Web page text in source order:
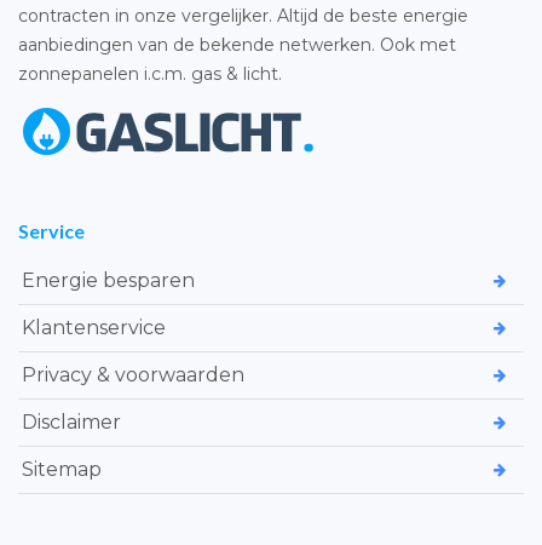
contracten in onze vergelijker. Altijd de beste energie
aanbiedingen van de bekende netwerken. Ook met
zonnepanelen i.c.m. gas & licht.
Service
Energie besparen
Klantenservice
Privacy & voorwaarden
Disclaimer
Sitemap